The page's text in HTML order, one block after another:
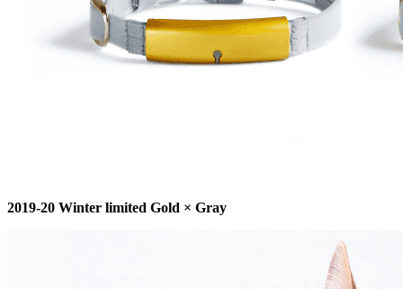
2019-20 Winter limited Gold × Gray